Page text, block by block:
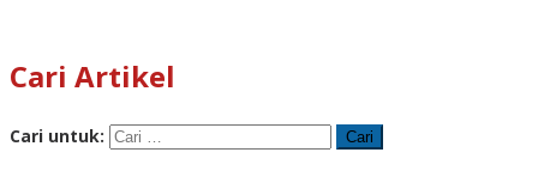
Cari Artikel
Cari untuk: